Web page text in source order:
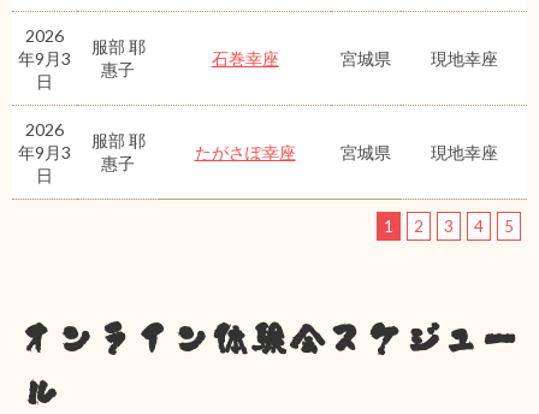
2026
年9月3
日
服部 耶
惠子
石巻幸座 宮城県 現地幸座
2026
年9月3
日
服部 耶
惠子
たがさぽ幸座 宮城県 現地幸座
1 2 3 4 5
オンライン体験会スケジュー
ル